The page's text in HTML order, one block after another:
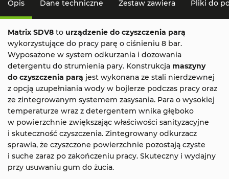
Opis Dane techniczne Zestaw zawiera Pliki do
Matrix SDV8 to urządzenie do czyszczenia parą
wykorzystujące do pracy parę o ciśnieniu 8 bar.
Wyposażone w system odkurzania i dozowania
detergentu do strumienia pary. Konstrukcja maszyny
do czyszczenia parą jest wykonana ze stali nierdzewnej
z opcją uzupełniania wody w bojlerze podczas pracy oraz
ze zintegrowanym systemem zasysania. Para o wysokiej
temperaturze wraz z detergentem wnika głęboko
w powierzchnie zwiększając właściwości sanityzacyjne
i skuteczność czyszczenia. Zintegrowany odkurzacz
sprawia, że czyszczone powierzchnie pozostają czyste
i suche zaraz po zakończeniu pracy. Skuteczny i wydajny
przy usuwaniu gum do żucia.